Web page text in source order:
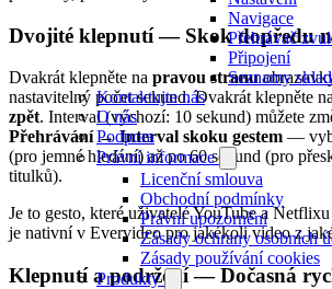
Navigace
Přehrávač
Připojení
Seznamy
Kontaktujte nás
O nás
Podpora
Právní informace
Licenční smlouva
Obchodní podmínky
Právní upozornění
Zásady ochrany osobních
Zásady používání cookies
Produkty
Dvojité klepnutí — Skok dopředu
Dvakrát klepněte na pravou stranu
nastavitelný počet sekund. Dvakrát klepněte
zpět. Interval (výchozí: 10 sekund) můžete
Přehrávání → Interval skoku gestem —
(pro jemné hledání) až po 60 sekund (pro
titulků).
Je to gesto, které uživatelé YouTube a
je nativní v Evervideo pro jakékoli video z
Klepnutí a podržení — Dočasná